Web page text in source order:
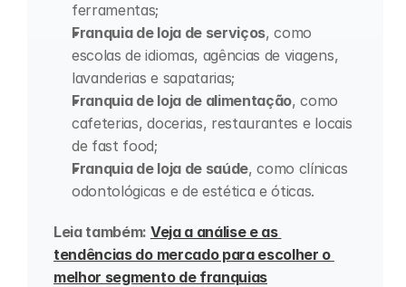
ferramentas;
Franquia de loja de serviços, como
escolas de idiomas, agências de viagens,
lavanderias e sapatarias;
Franquia de loja de alimentação, como
cafeterias, docerias, restaurantes e locais
de fast food;
Franquia de loja de saúde, como clínicas
odontológicas e de estética e óticas.
Leia também: Veja a análise e as
tendências do mercado para escolher o
melhor segmento de franquias